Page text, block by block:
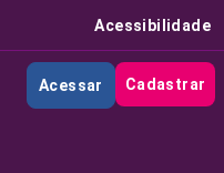
Acessibilidade
Acessar Cadastrar